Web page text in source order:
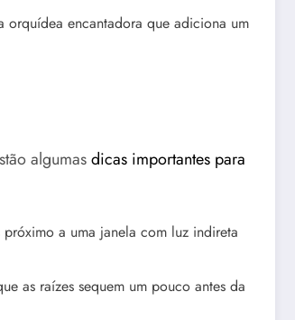
orquídea encantadora que adiciona um
algumasdicas importantes para
a uma janela com luz indireta
as raízes sequem um pouco antes da